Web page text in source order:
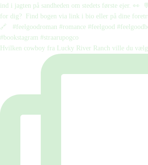
Hvilken cowboy fra Lucky River Ranch ville du vælg